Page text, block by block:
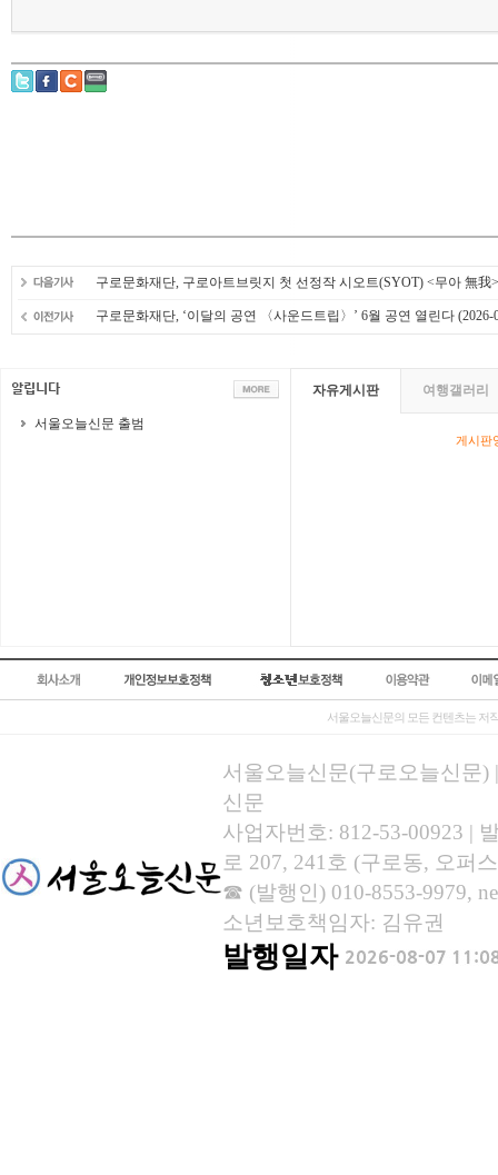
구로문화재단, 구로아트브릿지 첫 선정작 시오트(SYOT) <무아 無我
구로문화재단, ‘이달의 공연 〈사운드트립〉’ 6월 공연 열린다 (2026-
서울오늘신문 출범
자유게시판 여행갤러리
게시판
서울오늘신문의 모든 컨텐츠는 저
서울오늘신문(구로오늘신문)
신문
사업자번호: 812-53-00923 |
로 207, 241호 (구로동, 오퍼
☎ (발행인) 010-8553-9979,
소년보호책임자: 김유권
발행일자